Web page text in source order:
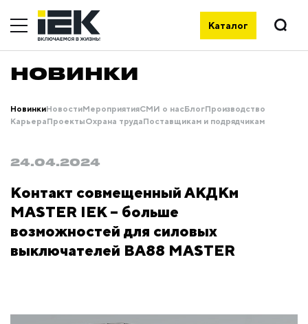
Каталог
НОВИНКИ
НовинкиНовостиМероприятияСМИ о насБлогПроизводство
КарьераПроектыОхрана трудаПоставщикам и подрядчикам
24.04.2024
Контакт совмещенный АКДКм
MASTER IEK – больше
возможностей для силовых
выключателей ВА88 MASTER